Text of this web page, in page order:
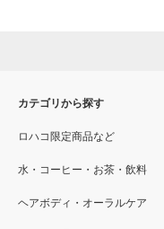
カテゴリから探す
ロハコ限定商品など
水・コーヒー・お茶・飲料
ヘアボディ・オーラルケア